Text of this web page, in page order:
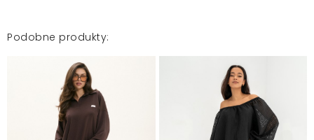
negatywne opinie. Więcej informacji znajdziesz w naszym
Regulaminie.
Zgłoś nielegalną treść
Podobne produkty: